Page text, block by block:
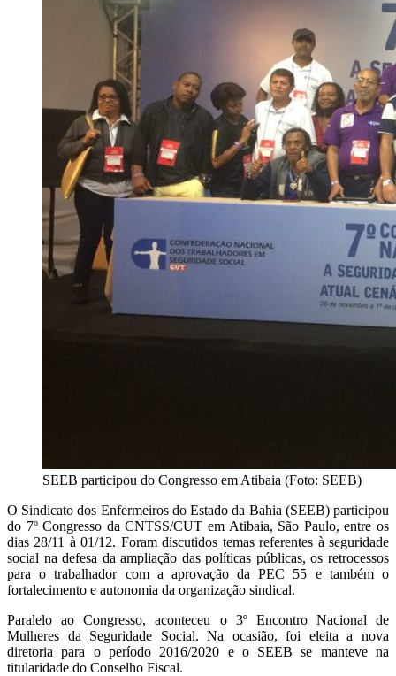
SEEB participou do Congresso em Atibaia (Foto: SEEB)
O Sindicato dos Enfermeiros do Estado da Bahia (SEEB) participou
do 7º Congresso da CNTSS/CUT em Atibaia, São Paulo, entre os
dias 28/11 à 01/12. Foram discutidos temas referentes à seguridade
social na defesa da ampliação das políticas públicas, os retrocessos
para o trabalhador com a aprovação da PEC 55 e também o
fortalecimento e autonomia da organização sindical.
Paralelo ao Congresso, aconteceu o 3º Encontro Nacional de
Mulheres da Seguridade Social. Na ocasião, foi eleita a nova
diretoria para o período 2016/2020 e o SEEB se manteve na
titularidade do Conselho Fiscal.